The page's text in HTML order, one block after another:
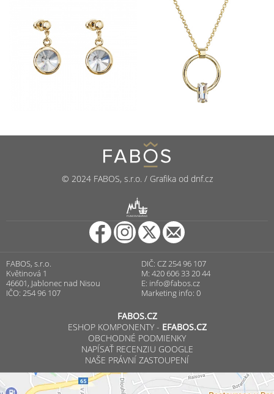
© 2024 FABOS, s.r.o. / Grafika od dnf.cz
PUNCOVNÍ ÚŘAD
FABOS, s.r.o.
Květinová 1
46601, Jablonec nad Nisou
IČO: 254 96 107
DIČ: CZ 254 96 107
M: 420 606 33 20 44
E: info@fabos.cz
Marketing info: 0
FABOS.CZ
ESHOP KOMPONENTY - EFABOS.CZ
OBCHODNÉ PODMIENKY
NAPÍSAŤ RECENZIU GOOGLE
NAŠE PRÁVNÍ ZASTOUPENÍ